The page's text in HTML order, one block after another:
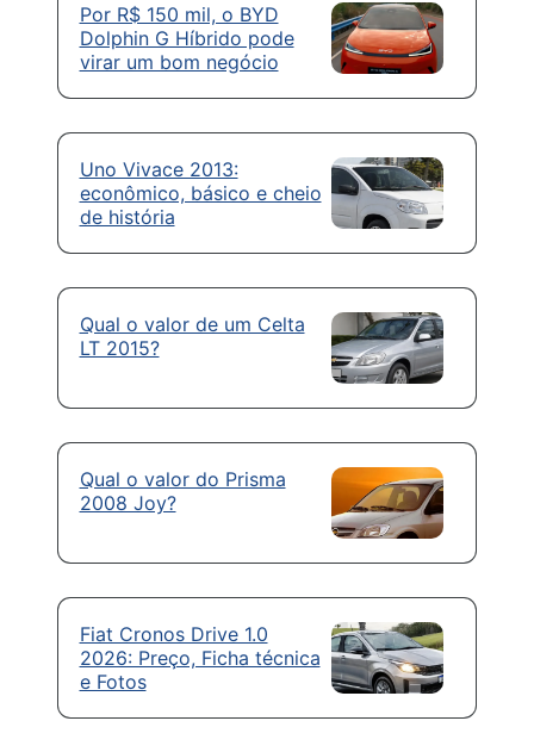
Por R$ 150 mil, o BYD
Dolphin G Híbrido pode
virar um bom negócio
Uno Vivace 2013:
econômico, básico e cheio
de história
Qual o valor de um Celta
LT 2015?
Qual o valor do Prisma
2008 Joy?
Fiat Cronos Drive 1.0
2026: Preço, Ficha técnica
e Fotos